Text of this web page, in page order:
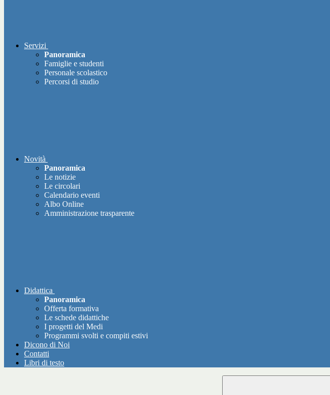
Servizi
Panoramica
Famiglie e studenti
Personale scolastico
Percorsi di studio
Novità
Panoramica
Le notizie
Le circolari
Calendario eventi
Albo Online
Amministrazione trasparente
Didattica
Panoramica
Offerta formativa
Le schede didattiche
I progetti del Medi
Programmi svolti e compiti estivi
Dicono di Noi
Contatti
Libri di testo